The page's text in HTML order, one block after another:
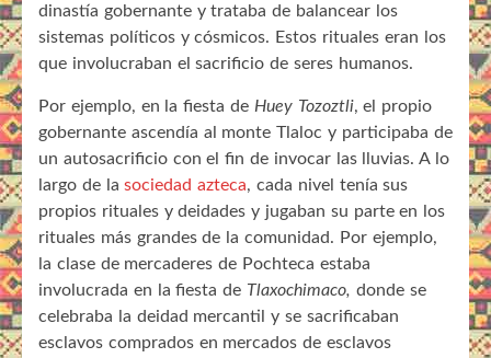
dinastía gobernante y trataba de balancear los
sistemas políticos y cósmicos. Estos rituales eran los
que involucraban el sacrificio de seres humanos.
Por ejemplo, en la fiesta de Huey Tozoztli, el propio
gobernante ascendía al monte Tlaloc y participaba de
un autosacrificio con el fin de invocar las lluvias. A lo
largo de lasociedad azteca, cada nivel tenía sus
propios rituales y deidades y jugaban su parte en los
rituales más grandes de la comunidad. Por ejemplo,
la clase de mercaderes de Pochteca estaba
involucrada en la fiesta de Tlaxochimaco, donde se
celebraba la deidad mercantil y se sacrificaban
esclavos comprados en mercados de esclavos